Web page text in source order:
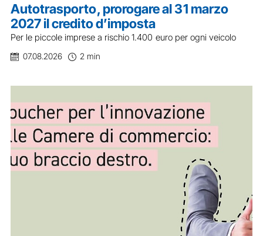
Autotrasporto, prorogare al 31 marzo
2027 il credito d’imposta
Per le piccole imprese a rischio 1.400 euro per ogni veicolo
07.08.2026 2 min